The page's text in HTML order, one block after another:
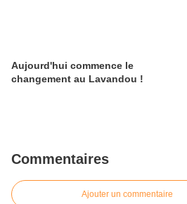
Aujourd'hui commence le
changement au Lavandou !
Commentaires
Ajouter un commentaire